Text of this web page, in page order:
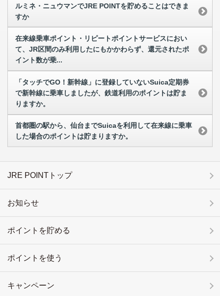
ルミネ・ニュウマンでJRE POINTを貯めることはできま
すか
在来線乗車ポイント・リピートポイントサービスにおい
て、JR区間のみ利用したにもかかわらず、還元されたポ
イント数が乗...
「タッチでGO！新幹線」に登録していないSuica定期券
で新幹線に乗車しましたが、鉄道利用のポイントは貯ま
りますか。
首都圏の駅から、仙台までSuicaを利用して在来線に乗車
した場合のポイントは貯まりますか。
JRE POINTトップ
お知らせ
ポイントを貯める
ポイントを使う
キャンペーン